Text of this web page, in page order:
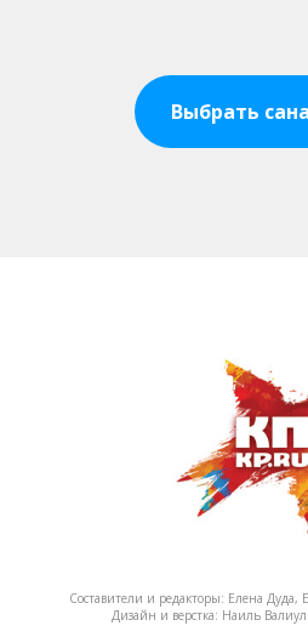
Выбрать
Составители и редакторы: Елена Дуда,
Дизайн и верстка: Наиль